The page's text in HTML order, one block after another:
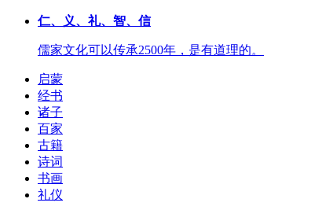
仁、义、礼、智、信
儒家文化可以传承2500年，是有道理的。
启蒙
经书
诸子
百家
古籍
诗词
书画
礼仪